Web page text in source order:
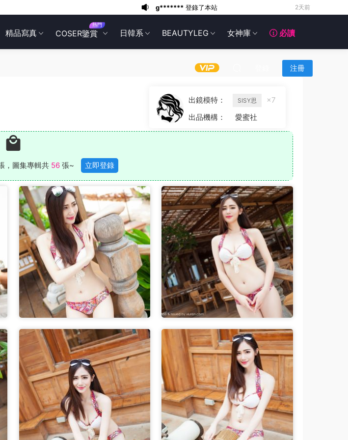
精品寫真 COSER鑒賞
熱門
日韓系 BEAUTYLEG 女神庫 必讀
注冊
g******* 登錄了本站 2天前
6*******
6******* 2天前
2天前
6*******
6*******
g*******
出鏡模特： SISY思
×7
出品機構：
愛蜜社
，圖集專輯共 56張~ 立即登錄